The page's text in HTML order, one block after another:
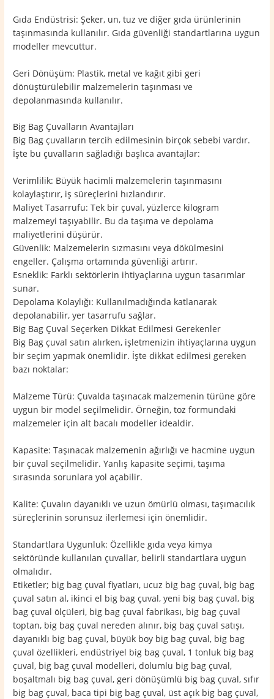
Gıda Endüstrisi: Şeker, un, tuz ve diğer gıda ürünlerinin
taşınmasında kullanılır. Gıda güvenliği standartlarına uygun
modeller mevcuttur.
Geri Dönüşüm: Plastik, metal ve kağıt gibi geri
dönüştürülebilir malzemelerin taşınması ve
depolanmasında kullanılır.
Big Bag Çuvalların Avantajları
Big Bag çuvalların tercih edilmesinin birçok sebebi vardır.
İşte bu çuvalların sağladığı başlıca avantajlar:
Verimlilik: Büyük hacimli malzemelerin taşınmasını
kolaylaştırır, iş süreçlerini hızlandırır.
Maliyet Tasarrufu: Tek bir çuval, yüzlerce kilogram
malzemeyi taşıyabilir. Bu da taşıma ve depolama
maliyetlerini düşürür.
Güvenlik: Malzemelerin sızmasını veya dökülmesini
engeller. Çalışma ortamında güvenliği artırır.
Esneklik: Farklı sektörlerin ihtiyaçlarına uygun tasarımlar
sunar.
Depolama Kolaylığı: Kullanılmadığında katlanarak
depolanabilir, yer tasarrufu sağlar.
Big Bag Çuval Seçerken Dikkat Edilmesi Gerekenler
Big Bag çuval satın alırken, işletmenizin ihtiyaçlarına uygun
bir seçim yapmak önemlidir. İşte dikkat edilmesi gereken
bazı noktalar:
Malzeme Türü: Çuvalda taşınacak malzemenin türüne göre
uygun bir model seçilmelidir. Örneğin, toz formundaki
malzemeler için alt bacalı modeller idealdir.
Kapasite: Taşınacak malzemenin ağırlığı ve hacmine uygun
bir çuval seçilmelidir. Yanlış kapasite seçimi, taşıma
sırasında sorunlara yol açabilir.
Kalite: Çuvalın dayanıklı ve uzun ömürlü olması, taşımacılık
süreçlerinin sorunsuz ilerlemesi için önemlidir.
Standartlara Uygunluk: Özellikle gıda veya kimya
sektöründe kullanılan çuvallar, belirli standartlara uygun
olmalıdır.
Etiketler; big bag çuval fiyatları, ucuz big bag çuval, big bag
çuval satın al, ikinci el big bag çuval, yeni big bag çuval, big
bag çuval ölçüleri, big bag çuval fabrikası, big bag çuval
toptan, big bag çuval nereden alınır, big bag çuval satışı,
dayanıklı big bag çuval, büyük boy big bag çuval, big bag
çuval özellikleri, endüstriyel big bag çuval, 1 tonluk big bag
çuval, big bag çuval modelleri, dolumlu big bag çuval,
boşaltmalı big bag çuval, geri dönüşümlü big bag çuval, sıfır
big bag çuval, baca tipi big bag çuval, üst açık big bag çuval,